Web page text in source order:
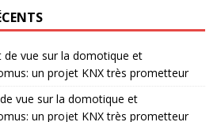
de vue sur la domotique et
un projet KNX très prometteur
vue sur la domotique et
un projet KNX très prometteur